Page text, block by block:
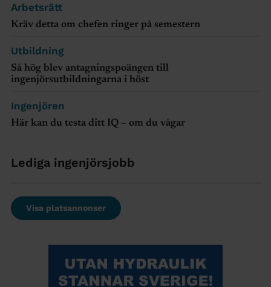
Arbetsrätt
Kräv detta om chefen ringer på semestern
Utbildning
Så hög blev antagningspoängen till
ingenjörsutbildningarna i höst
Ingenjören
Här kan du testa ditt IQ – om du vågar
Lediga ingenjörsjobb
Visa platsannonser